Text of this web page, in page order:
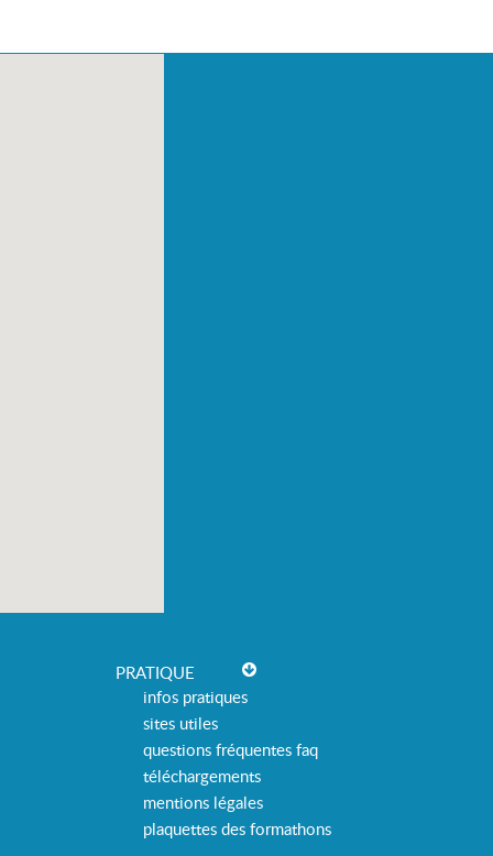
PRATIQUE
infos pratiques
sites utiles
questions fréquentes faq
téléchargements
mentions légales
plaquettes des formathons